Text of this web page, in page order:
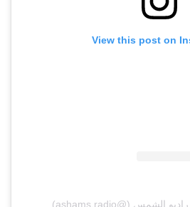
View this post on